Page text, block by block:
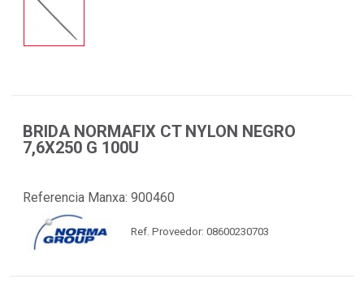
BRIDA NORMAFIX CT NYLON NEGRO
7,6X250 G 100U
Referencia Manxa: 900460
Ref. Proveedor: 08600230703